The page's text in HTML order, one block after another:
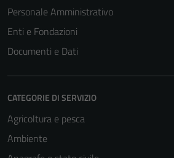
Personale Amministrativo
Enti e Fondazioni
Documenti e Dati
CATEGORIE DI SERVIZIO
Agricoltura e pesca
Ambiente